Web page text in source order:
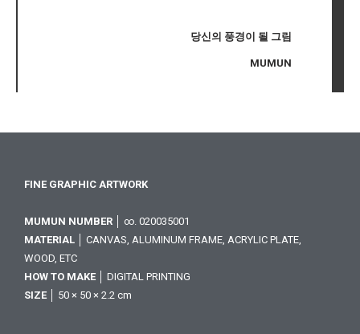
당신의 풍경이 될 그림
MUMUN
FINE GRAPHIC ARTWORK
MUMUN NUMBER │ ∞. 020035001
MATERIAL │ CANVAS, ALUMINUM FRAME, ACRYLIC PLATE,
WOOD, ETC
HOW TO MAKE │ DIGITAL PRINTING
SIZE │ 50 × 50 × 2.2 cm